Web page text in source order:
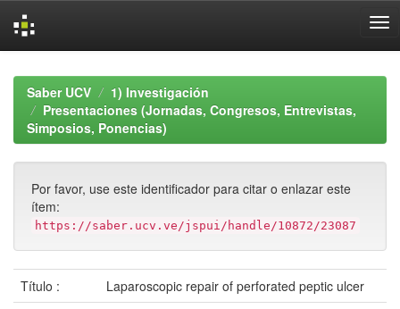
navigationSaber UCV
1) Investigación
Presentaciones (Jornadas, Congresos, Entrevistas,
Simposios, Ponencias)
Por favor, use este identificador para citar o enlazar este
ítem:
https://saber.ucv.ve/jspui/handle/10872/23087
Título :
Laparoscopic repair of perforated peptic ulcer